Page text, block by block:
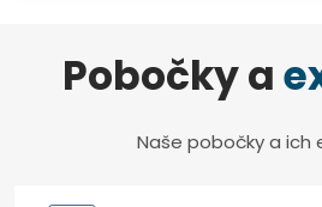
Pobočky a
Naše pobočky a ich